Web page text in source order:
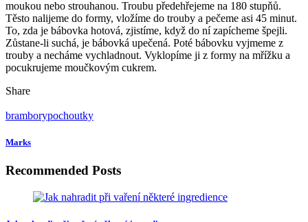
moukou nebo strouhanou. Troubu předehřejeme na 180 stupňů.
Těsto nalijeme do formy, vložíme do trouby a pečeme asi 45 minut.
To, zda je bábovka hotová, zjistíme, když do ní zapícheme špejli.
Zůstane-li suchá, je bábovká upečená. Poté bábovku vyjmeme z
trouby a necháme vychladnout. Vyklopíme ji z formy na mřížku a
pocukrujeme moučkovým cukrem.
Share
bramborypochoutky
Marks
Recommended Posts